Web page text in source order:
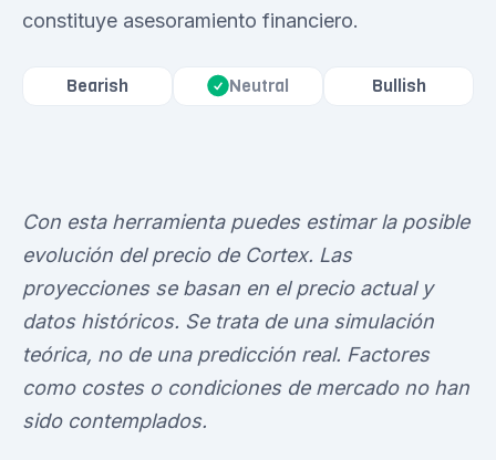
constituye asesoramiento financiero.
Bearish Neutral Bullish
Con esta herramienta puedes estimar la posible
evolución del precio de Cortex. Las
proyecciones se basan en el precio actual y
datos históricos. Se trata de una simulación
teórica, no de una predicción real. Factores
como costes o condiciones de mercado no han
sido contemplados.